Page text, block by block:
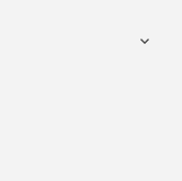
